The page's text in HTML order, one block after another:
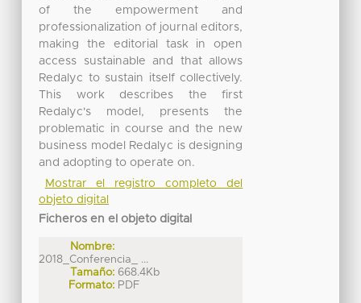
of the empowerment and
professionalization of journal editors,
making the editorial task in open
access sustainable and that allows
Redalyc to sustain itself collectively.
This work describes the first
Redalyc's model, presents the
problematic in course and the new
business model Redalyc is designing
and adopting to operate on.
Mostrar el registro completo del
objeto digital
Ficheros en el objeto digital
Nombre:
2018_Conferencia_ ...
Tamaño: 668.4Kb
Formato: PDF